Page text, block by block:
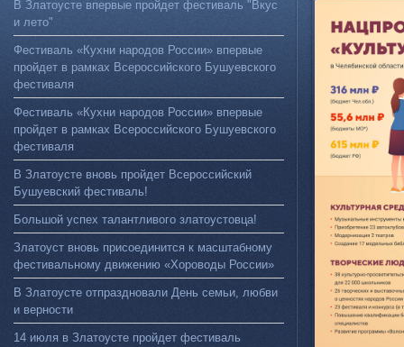
В Златоусте впервые пройдет фестиваль "Вкус
и лето"
Фестиваль «Кухни народов России» впервые
пройдет в рамках Всероссийского Бушуевского
фестиваля
Фестиваль «Кухни народов России» впервые
пройдет в рамках Всероссийского Бушуевского
фестиваля
В Златоусте вновь пройдет Всероссийский
Бушуевский фестиваль!
Большой успех талантливого златоустовца!
Златоуст вновь присоединится к масштабному
фестивальному движению «Хороводы России»
В Златоусте отпраздновали День семьи, любви
и верности
14 июля в Златоусте пройдет фестиваль